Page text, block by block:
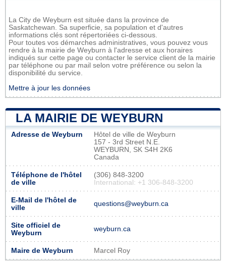
La City de Weyburn est située dans la province de
Saskatchewan. Sa superficie, sa population et d'autres
informations clés sont répertoriées ci-dessous.
Pour toutes vos démarches administratives, vous pouvez vous
rendre à la mairie de Weyburn à l'adresse et aux horaires
indiqués sur cette page ou contacter le service client de la mairie
par téléphone ou par mail selon votre préférence ou selon la
disponibilité du service.
Mettre à jour les données
LA MAIRIE DE WEYBURN
Adresse de Weyburn
Hôtel de ville de Weyburn
157 - 3rd Street N.E.
WEYBURN, SK S4H 2K6
Canada
Téléphone de l'hôtel
de ville
(306) 848-3200
International: +1 306-848-3200
E-Mail de l'hôtel de
ville
questions@weyburn.ca
Site officiel de
Weyburn
weyburn.ca
Maire de Weyburn Marcel Roy